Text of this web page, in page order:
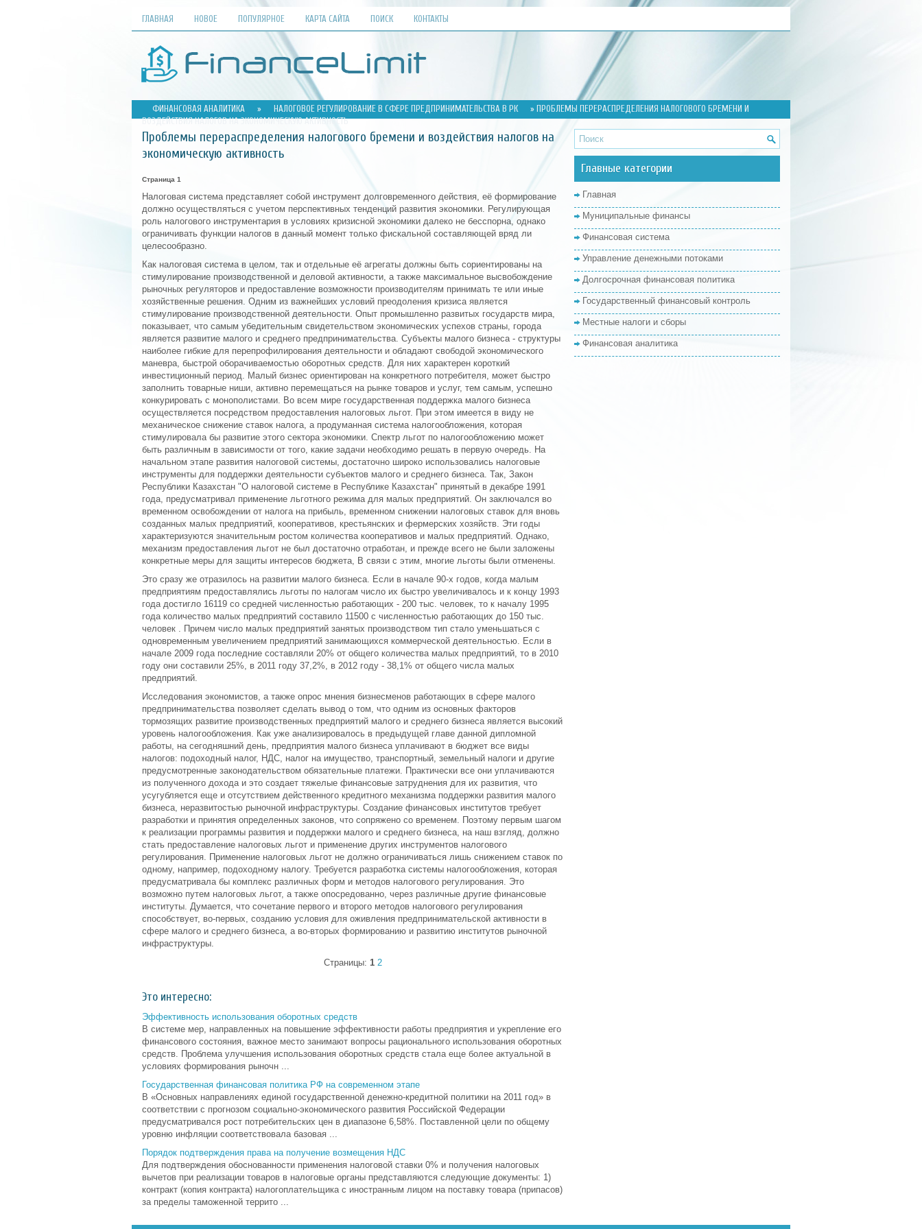
ГЛАВНАЯ НОВОЕ ПОПУЛЯРНОЕ КАРТА САЙТА ПОИСК КОНТАКТЫ
ФИНАНСОВАЯ АНАЛИТИКА » НАЛОГОВОЕ РЕГУЛИРОВАНИЕ В СФЕРЕ ПРЕДПРИНИМАТЕЛЬСТВА В РК
» ПРОБЛЕМЫ ПЕРЕРАСПРЕДЕЛЕНИЯ НАЛОГОВОГО БРЕМЕНИ И
ВОЗДЕЙСТВИЯ НАЛОГОВ НА ЭКОНОМИЧЕСКУЮ АКТИВНОСТЬ
Проблемы перераспределения налогового бремени и воздействия налогов на
экономическую активность
Страница 1
Налоговая система представляет собой инструмент долговременного действия, её формирование
должно осуществляться с учетом перспективных тенденций развития экономики. Регулирующая
роль налогового инструментария в условиях кризисной экономики далеко не бесспорна, однако
ограничивать функции налогов в данный момент только фискальной составляющей вряд ли
целесообразно.
Как налоговая система в целом, так и отдельные её агрегаты должны быть сориентированы на
стимулирование производственной и деловой активности, а также максимальное высвобождение
рыночных регуляторов и предоставление возможности производителям принимать те или иные
хозяйственные решения. Одним из важнейших условий преодоления кризиса является
стимулирование производственной деятельности. Опыт промышленно развитых государств мира,
показывает, что самым убедительным свидетельством экономических успехов страны, города
является развитие малого и среднего предпринимательства. Субъекты малого бизнеса - структуры
наиболее гибкие для перепрофилирования деятельности и обладают свободой экономического
маневра, быстрой оборачиваемостью оборотных средств. Для них характерен короткий
инвестиционный период. Малый бизнес ориентирован на конкретного потребителя, может быстро
заполнить товарные ниши, активно перемещаться на рынке товаров и услуг, тем самым, успешно
конкурировать с монополистами. Во всем мире государственная поддержка малого бизнеса
осуществляется посредством предоставления налоговых льгот. При этом имеется в виду не
механическое снижение ставок налога, а продуманная система налогообложения, которая
стимулировала бы развитие этого сектора экономики. Спектр льгот по налогообложению может
быть различным в зависимости от того, какие задачи необходимо решать в первую очередь. На
начальном этапе развития налоговой системы, достаточно широко использовались налоговые
инструменты для поддержки деятельности субъектов малого и среднего бизнеса. Так, Закон
Республики Казахстан "О налоговой системе в Республике Казахстан" принятый в декабре 1991
года, предусматривал применение льготного режима для малых предприятий. Он заключался во
временном освобождении от налога на прибыль, временном снижении налоговых ставок для вновь
созданных малых предприятий, кооперативов, крестьянских и фермерских хозяйств. Эти годы
характеризуются значительным ростом количества кооперативов и малых предприятий. Однако,
механизм предоставления льгот не был достаточно отработан, и прежде всего не были заложены
конкретные меры для защиты интересов бюджета, В связи с этим, многие льготы были отменены.
Это сразу же отразилось на развитии малого бизнеса. Если в начале 90-х годов, когда малым
предприятиям предоставлялись льготы по налогам число их быстро увеличивалось и к концу 1993
года достигло 16119 со средней численностью работающих - 200 тыс. человек, то к началу 1995
года количество малых предприятий составило 11500 с численностью работающих до 150 тыс.
человек . Причем число малых предприятий занятых производством тип стало уменьшаться с
одновременным увеличением предприятий занимающихся коммерческой деятельностью. Если в
начале 2009 года последние составляли 20% от общего количества малых предприятий, то в 2010
году они составили 25%, в 2011 году 37,2%, в 2012 году - 38,1% от общего числа малых
предприятий.
Исследования экономистов, а также опрос мнения бизнесменов работающих в сфере малого
предпринимательства позволяет сделать вывод о том, что одним из основных факторов
тормозящих развитие производственных предприятий малого и среднего бизнеса является высокий
уровень налогообложения. Как уже анализировалось в предыдущей главе данной дипломной
работы, на сегодняшний день, предприятия малого бизнеса уплачивают в бюджет все виды
налогов: подоходный налог, НДС, налог на имущество, транспортный, земельный налоги и другие
предусмотренные законодательством обязательные платежи. Практически все они уплачиваются
из полученного дохода и это создает тяжелые финансовые затруднения для их развития, что
усугубляется еще и отсутствием действенного кредитного механизма поддержки развития малого
бизнеса, неразвитостью рыночной инфраструктуры. Создание финансовых институтов требует
разработки и принятия определенных законов, что сопряжено со временем. Поэтому первым шагом
к реализации программы развития и поддержки малого и среднего бизнеса, на наш взгляд, должно
стать предоставление налоговых льгот и применение других инструментов налогового
регулирования. Применение налоговых льгот не должно ограничиваться лишь снижением ставок по
одному, например, подоходному налогу. Требуется разработка системы налогообложения, которая
предусматривала бы комплекс различных форм и методов налогового регулирования. Это
возможно путем налоговых льгот, а также опосредованно, через различные другие финансовые
институты. Думается, что сочетание первого и второго методов налогового регулирования
способствует, во-первых, созданию условия для оживления предпринимательской активности в
сфере малого и среднего бизнеса, а во-вторых формированию и развитию институтов рыночной
инфраструктуры.
Страницы: 1 2
Это интересно:
Эффективность использования оборотных средств
В системе мер, направленных на повышение эффективности работы предприятия и укрепление его
финансового состояния, важное место занимают вопросы рационального использования оборотных
средств. Проблема улучшения использования оборотных средств стала еще более актуальной в
условиях формирования рыночн ...
Государственная финансовая политика РФ на современном этапе
В «Основных направлениях единой государственной денежно-кредитной политики на 2011 год» в
соответствии с прогнозом социально-экономического развития Российской Федерации
предусматривался рост потребительских цен в диапазоне 6,58%. Поставленной цели по общему
уровню инфляции соответствовала базовая ...
Порядок подтверждения права на получение возмещения НДС
Для подтверждения обоснованности применения налоговой ставки 0% и получения налоговых
вычетов при реализации товаров в налоговые органы представляются следующие документы: 1)
контракт (копия контракта) налогоплательщика с иностранным лицом на поставку товара (припасов)
за пределы таможенной террито ...
Главные категории
Главная
Муниципальные финансы
Финансовая система
Управление денежными потоками
Долгосрочная финансовая политика
Государственный финансовый контроль
Местные налоги и сборы
Финансовая аналитика